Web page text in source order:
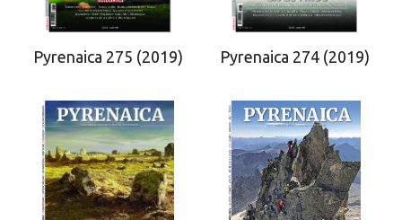
Pyrenaica 275 (2019) Pyrenaica 274 (2019)